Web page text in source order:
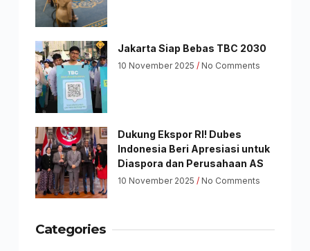
Jakarta Siap Bebas TBC 2030
10 November 2025 No Comments
Dukung Ekspor RI! Dubes
Indonesia Beri Apresiasi untuk
Diaspora dan Perusahaan AS
10 November 2025 No Comments
Categories